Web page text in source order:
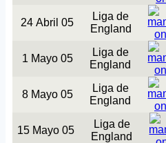
24 Abril 05
Liga de
England
1 Mayo 05
Liga de
England
8 Mayo 05
Liga de
England
15 Mayo 05
Liga de
England